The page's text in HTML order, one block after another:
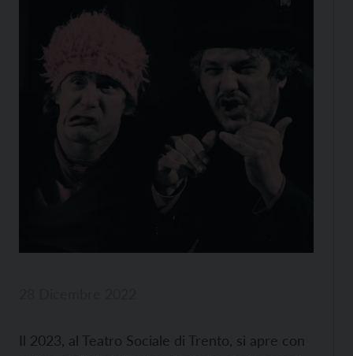
Il 2023, al Teatro Sociale di Trento, si apre con